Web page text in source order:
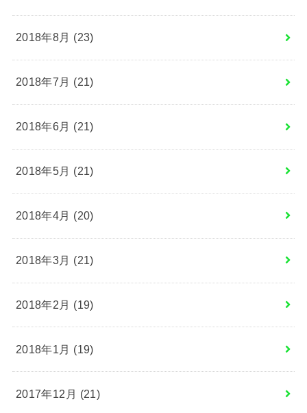
2018年8月 (23)
2018年7月 (21)
2018年6月 (21)
2018年5月 (21)
2018年4月 (20)
2018年3月 (21)
2018年2月 (19)
2018年1月 (19)
2017年12月 (21)